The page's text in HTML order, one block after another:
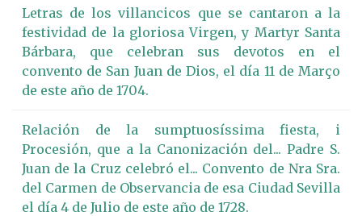
Letras de los villancicos que se cantaron a la
festividad de la gloriosa Virgen, y Martyr Santa
Bárbara, que celebran sus devotos en el
convento de San Juan de Dios, el día 11 de Março
de este año de 1704.
Relación de la sumptuosíssima fiesta, i
Procesión, que a la Canonización del... Padre S.
Juan de la Cruz celebró el... Convento de Nra Sra.
del Carmen de Observancia de esa Ciudad Sevilla
el día 4 de Julio de este año de 1728.